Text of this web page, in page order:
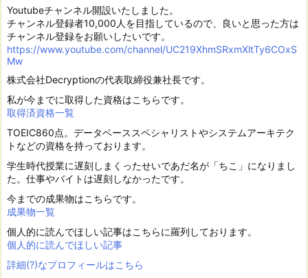
Youtubeチャンネル開設いたしました。
チャンネル登録者10,000人を目指しているので、良いと思った方は
チャンネル登録をお願いしたいです。
https://www.youtube.com/channel/UC219XhmSRxmXltTy6COxS
Mw
株式会社Decryptionの代表取締役兼社長です。
私が今までに取得した資格はこちらです。
取得済資格一覧
TOEIC860点。データベーススペシャリストやシステムアーキテク
トなどの資格を持っております。
学生時代授業に遅刻しまくったせいであだ名が「ちこ」になりまし
た。仕事やバイトは遅刻しなかったです。
今までの成果物はこちらです。
成果物一覧
個人的に読んでほしい記事はこちらに羅列しております。
個人的に読んでほしい記事
詳細(?)なプロフィールはこちら